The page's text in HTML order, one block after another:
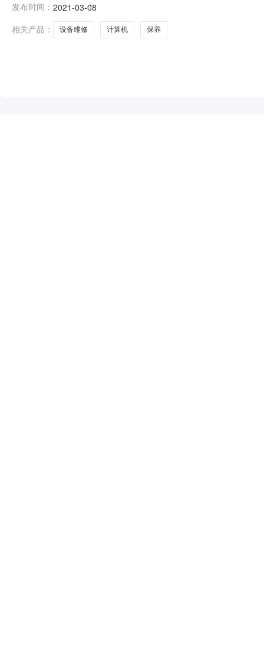
采购需求：编号服务描述数量计量单位1设备类型：台式
据议价信息的
发布时间： 2021-03-08
相关产品：
设备维修 计算机 保养